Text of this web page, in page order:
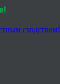
сходством!